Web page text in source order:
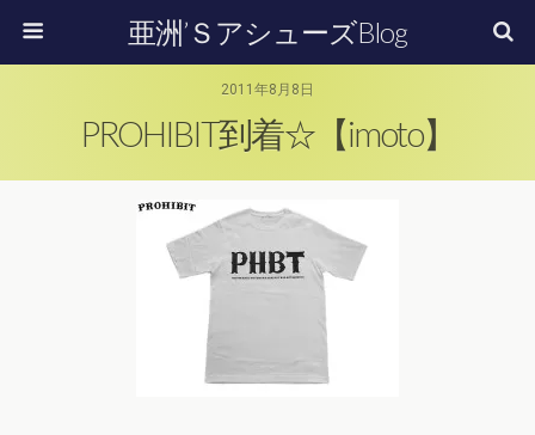
亜洲’ＳアシューズBlog
2011年8月8日
PROHIBIT到着☆【imoto】